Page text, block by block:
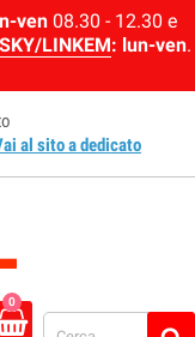
ven 08.30 - 12.30 e
SKY/LINKEM: lun-ven.
al sito a dedicato
0